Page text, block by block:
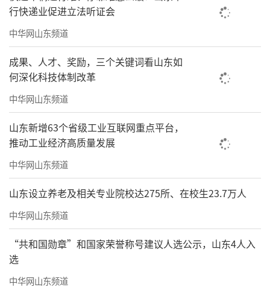
行快递业促进立法听证会
中华网山东频道
成果、人才、奖励，三个关键词看山东如
何深化科技体制改革
中华网山东频道
山东新增63个省级工业互联网重点平台，
推动工业经济高质量发展
中华网山东频道
山东设立养老及相关专业院校达275所、在校生23.7万人
中华网山东频道
“共和国勋章”和国家荣誉称号建议人选公示，山东4人入
选
中华网山东频道